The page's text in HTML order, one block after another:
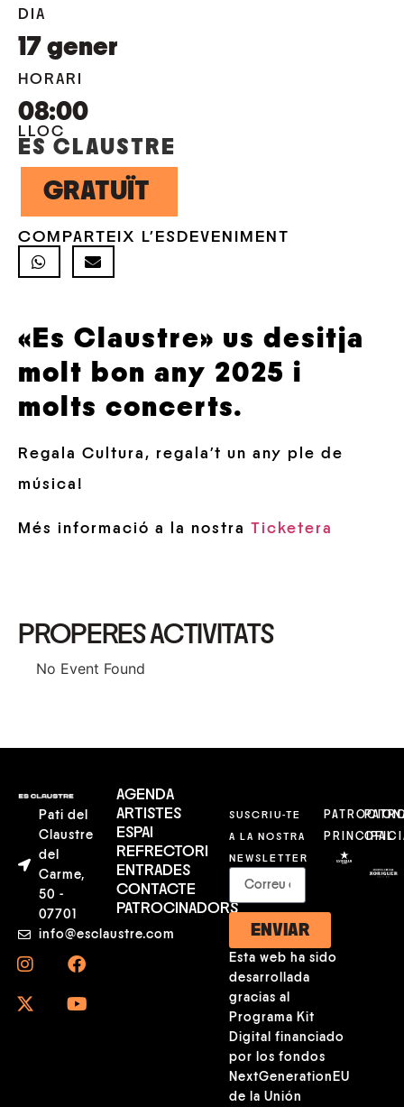
DIA
17 gener
HORARI
08:00
LLOC
ES CLAUSTRE
GRATUÏT
COMPARTEIX L'ESDEVENIMENT
«Es Claustre» us desitja
molt bon any 2025 i
molts concerts.
Regala Cultura, regala’t un any ple de
música!
Més informació a la nostra Ticketera
PROPERES ACTIVITATS
No Event Found
Pati del
Claustre
del
Carme,
50 -
07701
info@esclaustre.com
AGENDA
ARTISTES
ESPAI
REFRECTORI
ENTRADES
CONTACTE
PATROCINADORS
SUSCRIU-TE
A LA NOSTRA
NEWSLETTER
ENVIAR
Esta web ha sido
desarrollada
gracias al
Programa Kit
Digital financiado
por los fondos
NextGenerationEU
de la Unión
PRINCIPAL